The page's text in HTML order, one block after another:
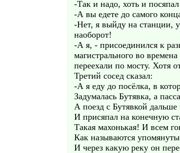
-Так и надо, хоть и
-А вы едете до самого
-Нет, я выйду на станции,
наоборот!
-А я, - присоединился к
магистрального во
переехали по мосту. Хотя
Третий сосед сказал:
-А я еду до посёлка, в
Задумалась Бутявка, а
А поезд с Бутявкой дальше
И присяпал на конечную
Такая махонькая! И всем
Как называются
И через какую реку он